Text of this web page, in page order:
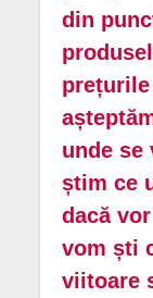
din
prețurile
unde se
știm ce
dacă
vom ști
viitoare